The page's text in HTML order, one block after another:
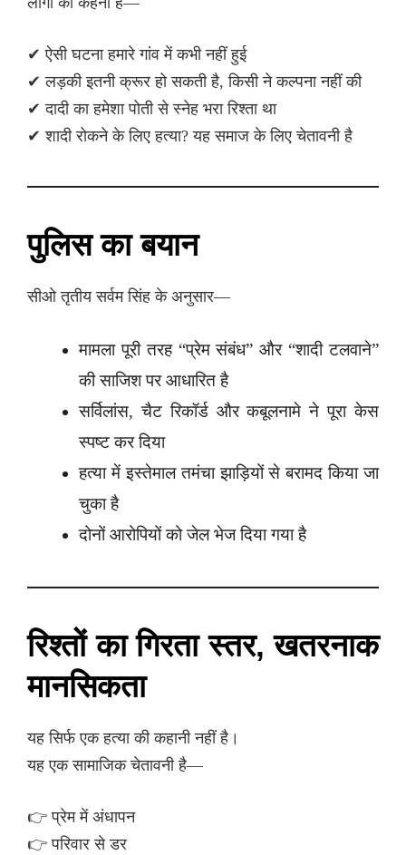
✔ ऐसी घटना हमारे गांव में कभी नहीं हुई
✔ लड़की इतनी क्रूर हो सकती है, किसी ने कल्पना नहीं की
✔ दादी का हमेशा पोती से स्नेह भरा रिश्ता था
✔ शादी रोकने के लिए हत्या? यह समाज के लिए चेतावनी है
पुलिस का बयान
सीओ तृतीय सर्वम सिंह के अनुसार—
मामला पूरी तरह “प्रेम संबंध” और “शादी टलवाने”
की साजिश पर आधारित है
सर्विलांस, चैट रिकॉर्ड और कबूलनामे ने पूरा केस
स्पष्ट कर दिया
हत्या में इस्तेमाल तमंचा झाड़ियों से बरामद किया जा
चुका है
दोनों आरोपियों को जेल भेज दिया गया है
रिश्तों का गिरता स्तर, खतरनाक
मानसिकता
यह सिर्फ एक हत्या की कहानी नहीं है।
यह एक सामाजिक चेतावनी है—
👉 प्रेम में अंधापन
👉 परिवार से डर